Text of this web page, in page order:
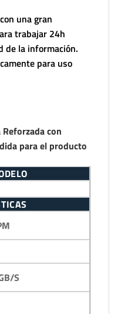
una gran
trabajar 24h
de la información.
para uso
con
para el producto
S